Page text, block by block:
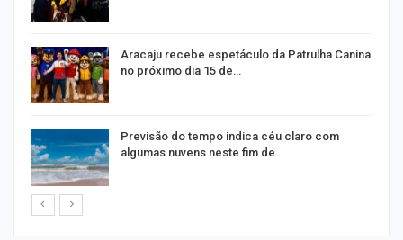
Aracaju recebe espetáculo da Patrulha Canina
no próximo dia 15 de…
Previsão do tempo indica céu claro com
algumas nuvens neste fim de…